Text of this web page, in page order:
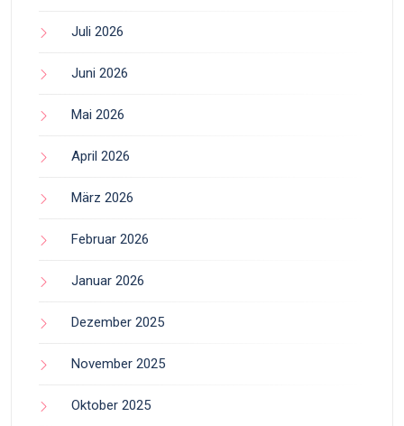
Juli 2026
Juni 2026
Mai 2026
April 2026
März 2026
Februar 2026
Januar 2026
Dezember 2025
November 2025
Oktober 2025